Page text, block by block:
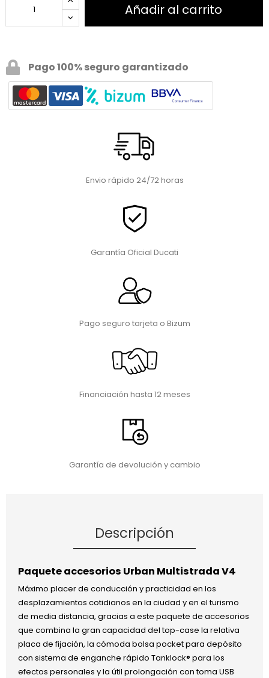
Añadir al carrito
Pago 100% seguro garantizado
Envio rápido 24/72 horas
Garantía Oficial Ducati
Pago seguro tarjeta o Bizum
Financiación hasta 12 meses
Garantía de devolución y cambio
Descripción
Paquete accesorios Urban Multistrada V4
Máximo placer de conducción y practicidad en los
desplazamientos cotidianos en la ciudad y en el turismo
de media distancia, gracias a este paquete de accesorios
que combina la gran capacidad del top-case la relativa
placa de fijación, la cómoda bolsa pocket para depósito
con sistema de enganche rápido Tanklock® para los
efectos personales y la útil prolongación con toma USB